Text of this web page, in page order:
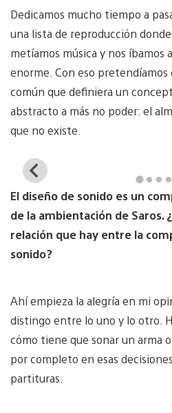
Dedicamos mucho tiempo a
una lista de reproducción
metíamos música y nos íbamos
enorme. Con eso
común que definiera un
abstracto a más no poder: el
que no existe.
View
download
image
El diseño de sonido es un
de la ambientación de Saros.
relación que hay entre la
sonido?
Ahí empieza la alegría en mi
distingo entre lo uno y lo otro.
cómo tiene que sonar un arma
por completo en esas
partituras.